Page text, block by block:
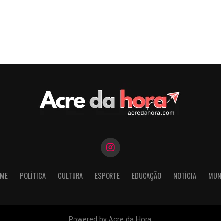
POLÍTICA CULTURA ESPORTE EDUCAÇÃO NOTÍCIA
Powered by Acre da Hora.